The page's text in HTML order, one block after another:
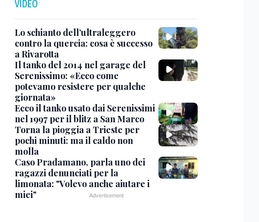
VIDEO
Lo schianto dell’ultraleggero
contro la quercia: cosa è successo
a Rivarotta
Il tanko del 2014 nel garage del
Serenissimo: «Ecco come
potevamo resistere per qualche
giornata»
Ecco il tanko usato dai Serenissimi
nel 1997 per il blitz a San Marco
Torna la pioggia a Trieste per
pochi minuti: ma il caldo non
molla
Caso Pradamano, parla uno dei
ragazzi denunciati per la
limonata: "Volevo anche aiutare i
miei"